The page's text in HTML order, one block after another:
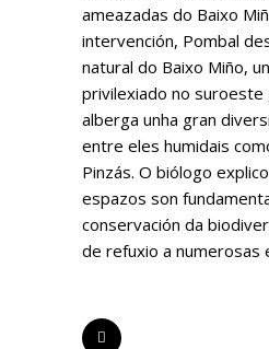
ameazadas do Baixo
intervención, Pombal
natural do Baixo Miño,
privilexiado no suroeste
alberga unha gran
entre eles humidais
Pinzás. O biólogo
espazos son
conservación da
de refuxio a numerosas